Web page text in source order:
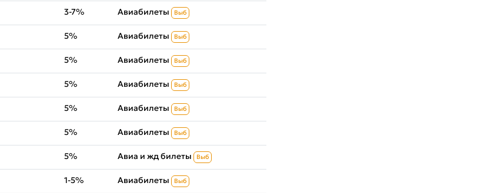
3-7% Авиабилеты Выб
5% Авиабилеты Выб
5% Авиабилеты Выб
5% Авиабилеты Выб
5% Авиабилеты Выб
5% Авиабилеты Выб
5% Авиа и жд билеты Выб
1-5% Авиабилеты Выб